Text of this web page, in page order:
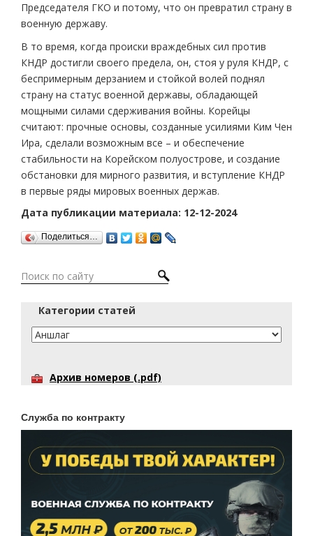
Председателя ГКО и потому, что он превратил страну в
военную державу.
В то время, когда происки враждебных сил против
КНДР достигли своего предела, он, стоя у руля КНДР, с
беспримерным дерзанием и стойкой волей поднял
страну на статус военной державы, обладающей
мощными силами сдерживания войны. Корейцы
считают: прочные основы, созданные усилиями Ким Чен
Ира, сделали возможным все – и обеспечение
стабильности на Корейском полуострове, и создание
обстановки для мирного развития, и вступление КНДР
в первые ряды мировых военных держав.
Дата публикации материала: 12-12-2024
Поделиться…
Категории статей
Архив номеров (.pdf)
Служба по контракту